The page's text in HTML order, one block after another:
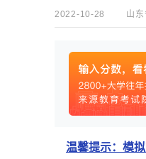
2022-10-28 山
温馨提示：模